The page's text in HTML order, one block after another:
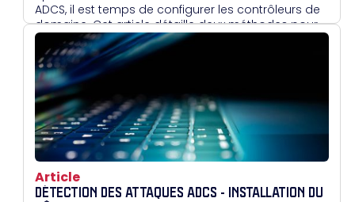
ADCS, il est temps de configurer les contrôleurs de
domaine. Cet article détaille deux méthodes pour
leur attribuer un certificat : manuellement via la
console MMC, ou automatiquement via une GPO.
Cette étape est essentielle avant d'entrer dans les
mécanismes de journalisation et de détection
d'attaques.
Article
DÉTECTION DES ATTAQUES ADCS - INSTALLATION DU